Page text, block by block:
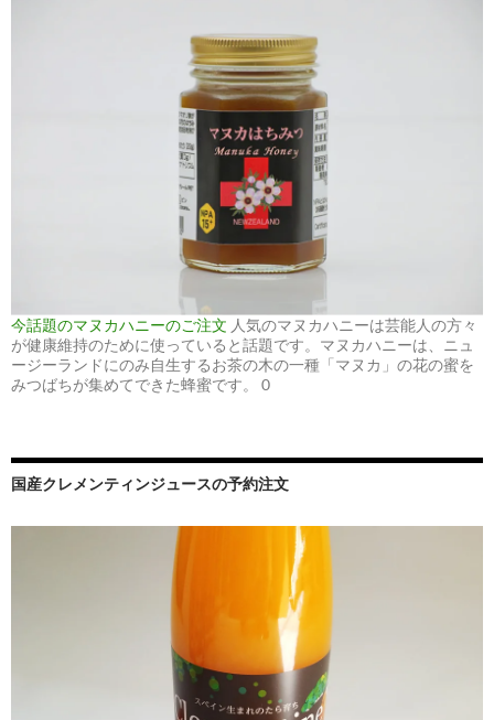
今話題のマヌカハニーのご注文 人気のマヌカハニーは芸能人の方々
が健康維持のために使っていると話題です。マヌカハニーは、ニュ
ージーランドにのみ自生するお茶の木の一種「マヌカ」の花の蜜を
みつばちが集めてできた蜂蜜です。 0
国産クレメンティンジュースの予約注文